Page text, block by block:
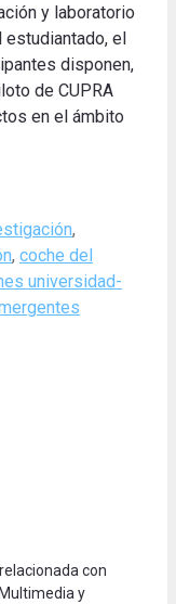
y laboratorio
estudiantado, el
disponen,
de CUPRA
en el ámbito
,
, coche del
universidad-
con
y